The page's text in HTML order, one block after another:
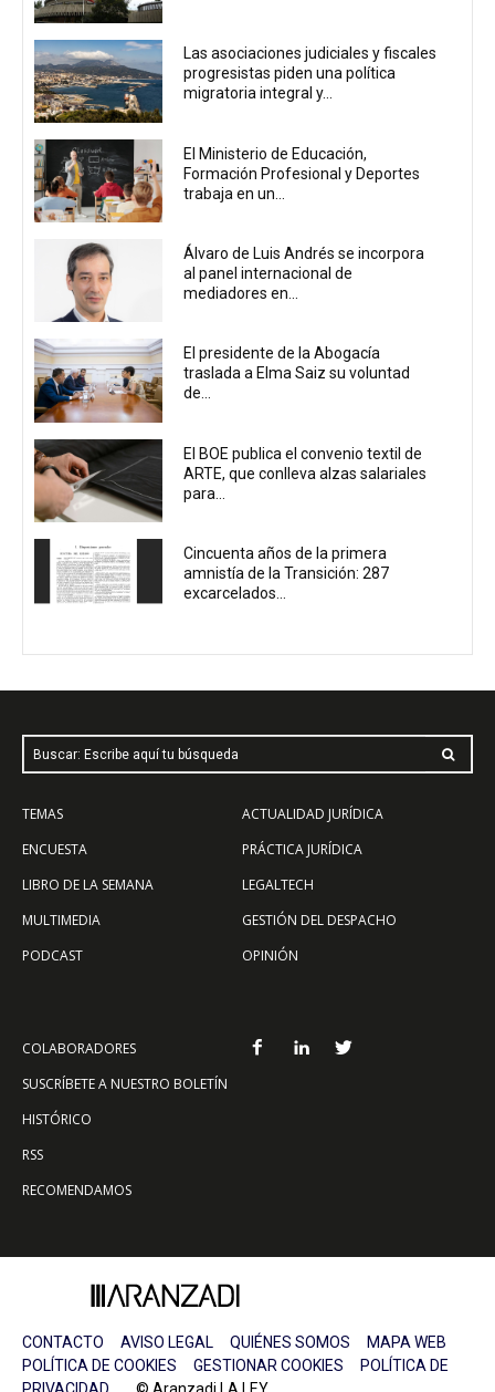
Las asociaciones judiciales y fiscales
progresistas piden una política
migratoria integral y...
El Ministerio de Educación,
Formación Profesional y Deportes
trabaja en un...
Álvaro de Luis Andrés se incorpora
al panel internacional de
mediadores en...
El presidente de la Abogacía
traslada a Elma Saiz su voluntad
de...
El BOE publica el convenio textil de
ARTE, que conlleva alzas salariales
para...
Cincuenta años de la primera
amnistía de la Transición: 287
excarcelados...
Buscar: Escribe aquí tu búsqueda
TEMAS
ENCUESTA
LIBRO DE LA SEMANA
MULTIMEDIA
PODCAST
ACTUALIDAD JURÍDICA
PRÁCTICA JURÍDICA
LEGALTECH
GESTIÓN DEL DESPACHO
OPINIÓN
COLABORADORES
SUSCRÍBETE A NUESTRO BOLETÍN
HISTÓRICO
RSS
RECOMENDAMOS
CONTACTO AVISO LEGAL QUIÉNES SOMOS
MAPA WEB
POLÍTICA DE COOKIES
GESTIONAR COOKIES
POLÍTICA DE